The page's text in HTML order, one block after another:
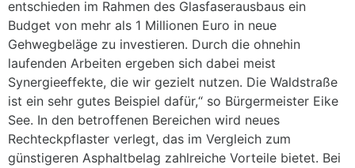
entschieden im Rahmen des Glasfaserausbaus ein
Budget von mehr als 1 Millionen Euro in neue
Gehwegbeläge zu investieren. Durch die ohnehin
laufenden Arbeiten ergeben sich dabei meist
Synergieeffekte, die wir gezielt nutzen. Die Waldstraße
ist ein sehr gutes Beispiel dafür,“ so Bürgermeister Eike
See. In den betroffenen Bereichen wird neues
Rechteckpflaster verlegt, das im Vergleich zum
günstigeren Asphaltbelag zahlreiche Vorteile bietet. Bei